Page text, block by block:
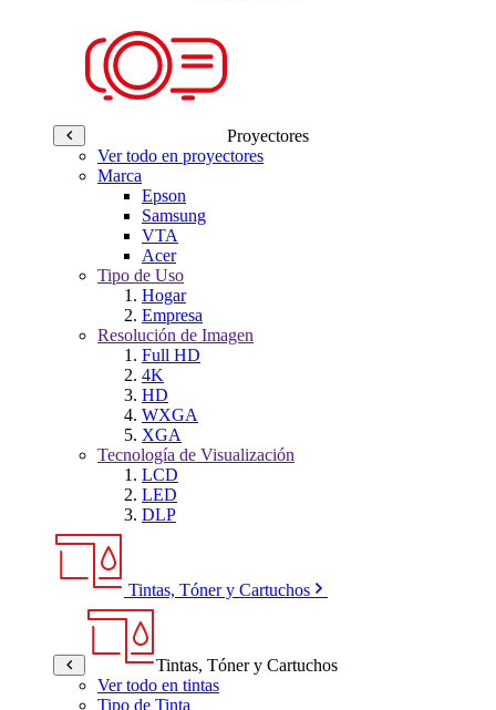
Proyectores
Ver todo en proyectores
Marca
Epson
Samsung
VTA
Acer
Tipo de Uso
Hogar
Empresa
Resolución de Imagen
Full HD
4K
HD
WXGA
XGA
Tecnología de Visualización
LCD
LED
DLP
Tintas, Tóner y Cartuchos
Tintas, Tóner y Cartuchos
Ver todo en tintas
Tipo de Tinta